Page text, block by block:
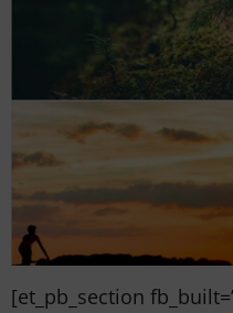
[et_pb_section